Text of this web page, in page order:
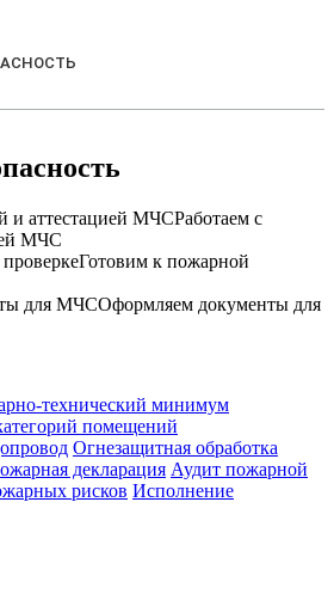
Работаем с
МЧС
Готовим к пожарной
Оформляем документы для
технический минимум
помещений
Огнезащитная обработка
декларация Аудит пожарной
рисков Исполнение